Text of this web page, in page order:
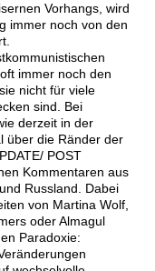
Vorhangs, wird
immer noch von den
immer noch den
nicht für viele
sind. Bei
derzeit in der
über die Ränder der
POST
Kommentaren aus
Russland. Dabei
von Martina Wolf,
oder Almagul
Paradoxie: